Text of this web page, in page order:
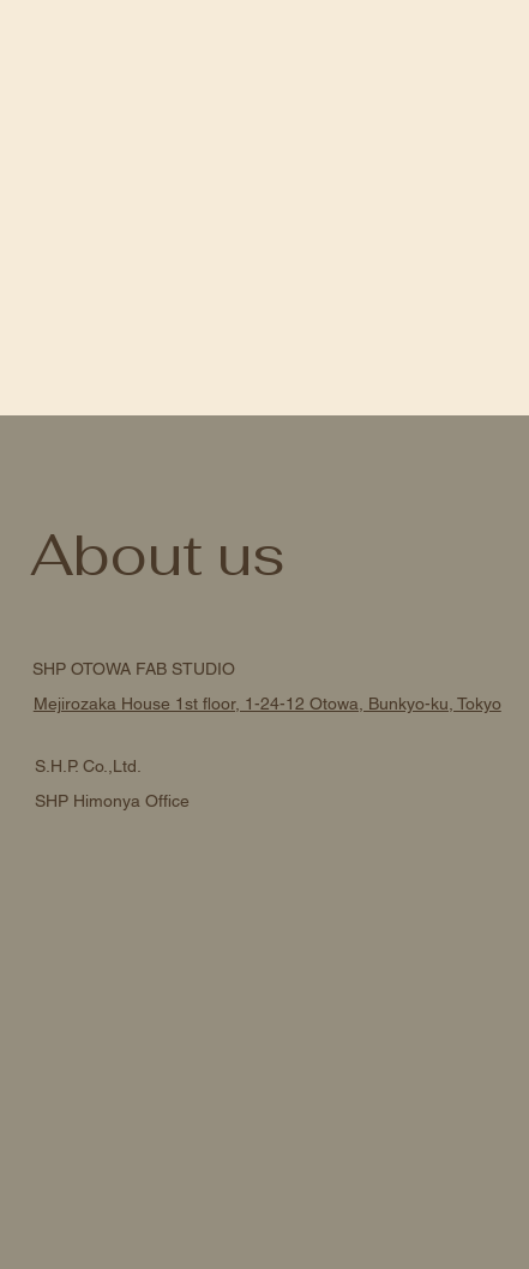
SHP OTOWA FAB STUDIO
Mejirozaka House 1st floor, 1-24-12 Otowa, Bunkyo-ku, Tokyo
S.H.P. Co.,Ltd.
SHP Himonya Office
About us